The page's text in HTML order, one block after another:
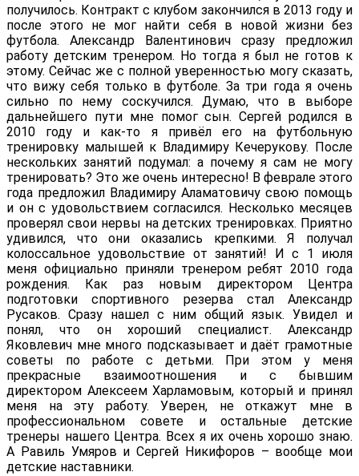
получилось. Контракт с клубом закончился в 2013 году и
после этого не мог найти себя в новой жизни без
футбола. Александр Валентинович сразу предложил
работу детским тренером. Но тогда я был не готов к
этому. Сейчас же с полной уверенностью могу сказать,
что вижу себя только в футболе. За три года я очень
сильно по нему соскучился. Думаю, что в выборе
дальнейшего пути мне помог сын. Сергей родился в
2010 году и как-то я привёл его на футбольную
тренировку малышей к Владимиру Кечерукову. После
нескольких занятий подумал: а почему я сам не могу
тренировать? Это же очень интересно! В феврале этого
года предложил Владимиру Аламатовичу свою помощь
и он с удовольствием согласился. Несколько месяцев
проверял свои нервы на детских тренировках. Приятно
удивился, что они оказались крепкими. Я получал
колоссальное удовольствие от занятий! И с 1 июля
меня официально приняли тренером ребят 2010 года
рождения. Как раз новым директором Центра
подготовки спортивного резерва стал Александр
Русаков. Сразу нашел с ним общий язык. Увидел и
понял, что он хороший специалист. Александр
Яковлевич мне много подсказывает и даёт грамотные
советы по работе с детьми. При этом у меня
прекрасные взаимоотношения и с бывшим
директором Алексеем Харламовым, который и принял
меня на эту работу. Уверен, не откажут мне в
профессиональном совете и остальные детские
тренеры нашего Центра. Всех я их очень хорошо знаю.
А Равиль Умяров и Сергей Никифоров – вообще мои
детские наставники.